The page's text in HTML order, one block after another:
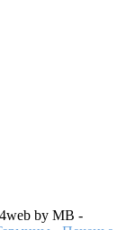
by MB -